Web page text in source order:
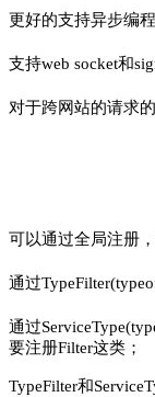
更好的支持异步编程
支持web socket和
对于跨网站的请求
可以通过全局注册
通过
通过
要注册Filter这类；
TypeFilter和